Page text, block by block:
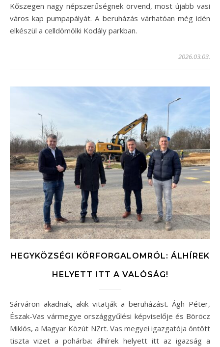
Kőszegen nagy népszerűségnek örvend, most újabb vasi
város kap pumpapályát. A beruházás várhatóan még idén
elkészül a celldömölki Kodály parkban.
2026.03.03.
HEGYKÖZSÉGI KÖRFORGALOMRÓL: ÁLHÍREK
HELYETT ITT A VALÓSÁG!
Sárváron akadnak, akik vitatják a beruházást. Ágh Péter,
Észak-Vas vármegye országgyűlési képviselője és Böröcz
Miklós, a Magyar Közút NZrt. Vas megyei igazgatója öntött
tiszta vizet a pohárba: álhírek helyett itt az igazság a